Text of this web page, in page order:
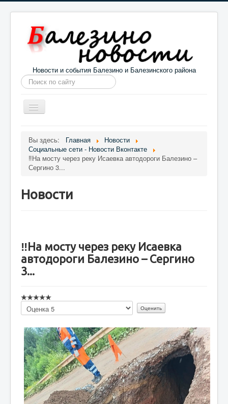
Новости и события Балезино и Балезинского района
Искать...
Toggle
Navigation
Информация Галерея О проекте
Вы здесь: Главная
Новости
Социальные сети - Новости Вконтакте
‼На мосту через реку Исаевка автодороги Балезино –
Сергино 3...
Новости
‼На мосту через реку Исаевка
автодороги Балезино – Сергино
3...
Пожалуйста,
оцените